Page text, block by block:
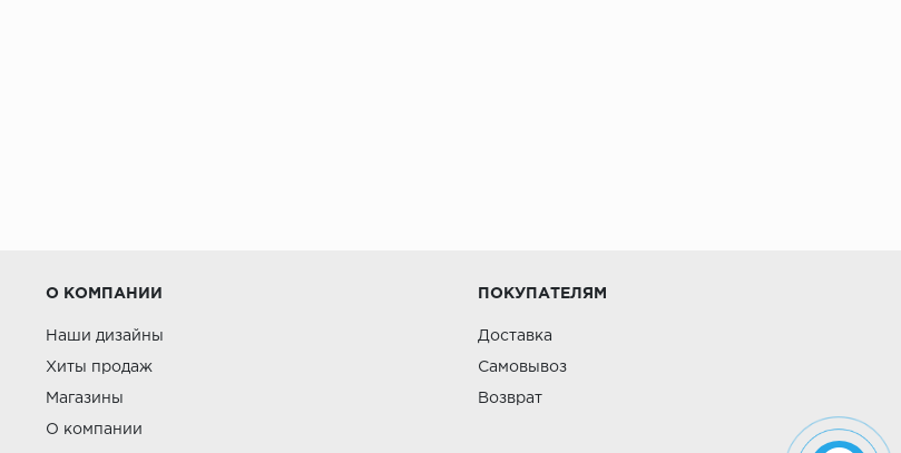
О КОМПАНИИ
Наши дизайны
Хиты продаж
Магазины
О компании
ПОКУПАТЕЛЯМ
Доставка
Самовывоз
Возврат